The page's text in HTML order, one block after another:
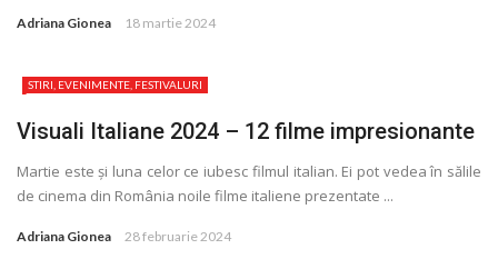
Adriana Gionea 18 martie 2024
STIRI, EVENIMENTE, FESTIVALURI
Visuali Italiane 2024 – 12 filme impresionante
Martie este și luna celor ce iubesc filmul italian. Ei pot vedea în sălile
de cinema din România noile filme italiene prezentate ...
Adriana Gionea 28 februarie 2024